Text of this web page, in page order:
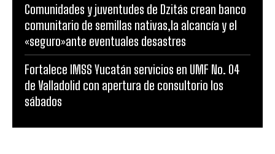
Comunidades y juventudes de Dzitás crean banco
comunitario de semillas nativas,la alcancía y el
«seguro»ante eventuales desastres
Fortalece IMSS Yucatán servicios en UMF No. 04
de Valladolid con apertura de consultorio los
sábados